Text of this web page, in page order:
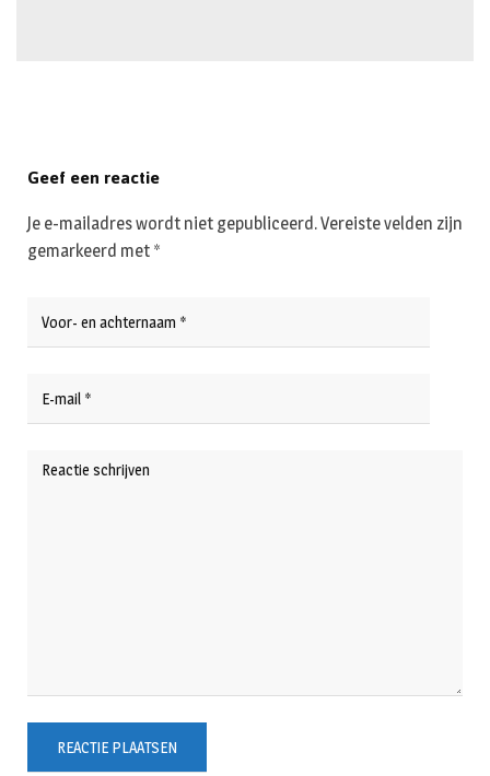
Geef een reactie
Je e-mailadres wordt niet gepubliceerd.Vereiste velden zijn
gemarkeerd met *